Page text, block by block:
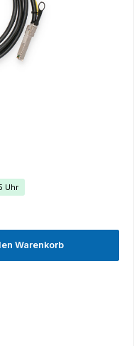
Uhr
benutze die Schaltflächen um die
Warenkorb